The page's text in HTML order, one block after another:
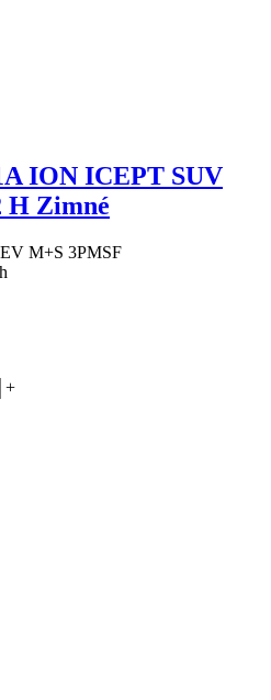
ION ICEPT SUV
H Zimné
M+S 3PMSF
+